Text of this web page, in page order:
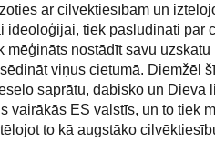
ar cilvēktiesībām un
ideoloģijai, tiek pasludināti par
mēģināts nostādīt savu uzskatu
viņus cietumā. Diemžēl
saprātu, dabisko un Dieva
vairākās ES valstīs, un to tiek
to kā augstāko